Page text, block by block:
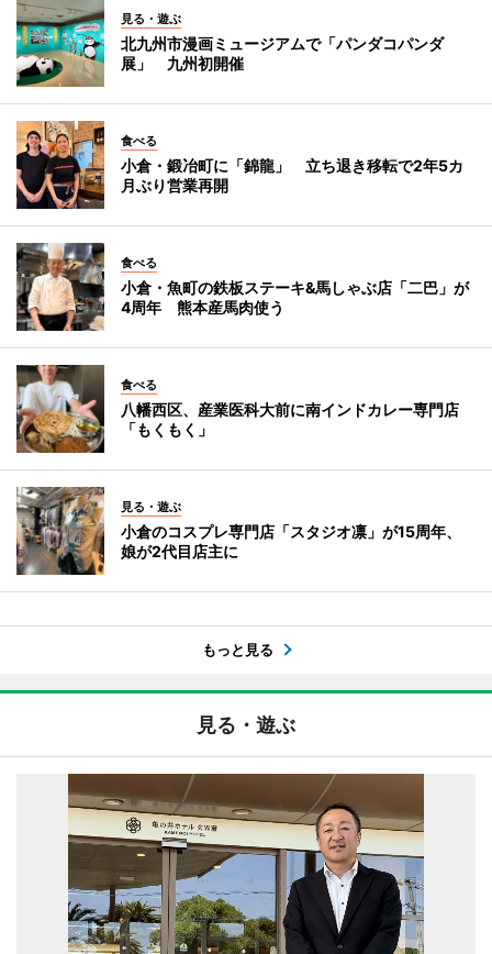
見る・遊ぶ
北九州市漫画ミュージアムで「パンダコパンダ
展」 九州初開催
食べる
小倉・鍛冶町に「錦龍」 立ち退き移転で2年5カ
月ぶり営業再開
食べる
小倉・魚町の鉄板ステーキ&馬しゃぶ店「二巴」が
4周年 熊本産馬肉使う
食べる
八幡西区、産業医科大前に南インドカレー専門店
「もくもく」
見る・遊ぶ
小倉のコスプレ専門店「スタジオ凛」が15周年、
娘が2代目店主に
もっと見る
見る・遊ぶ